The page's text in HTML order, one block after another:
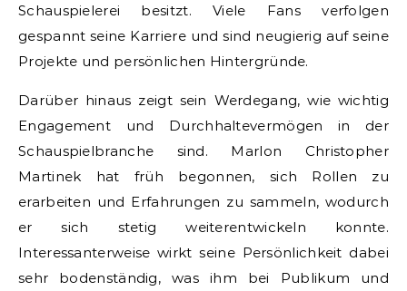
Schauspielerei besitzt. Viele Fans verfolgen
gespannt seine Karriere und sind neugierig auf seine
Projekte und persönlichen Hintergründe.
Darüber hinaus zeigt sein Werdegang, wie wichtig
Engagement und Durchhaltevermögen in der
Schauspielbranche sind. Marlon Christopher
Martinek hat früh begonnen, sich Rollen zu
erarbeiten und Erfahrungen zu sammeln, wodurch
er sich stetig weiterentwickeln konnte.
Interessanterweise wirkt seine Persönlichkeit dabei
sehr bodenständig, was ihm bei Publikum und